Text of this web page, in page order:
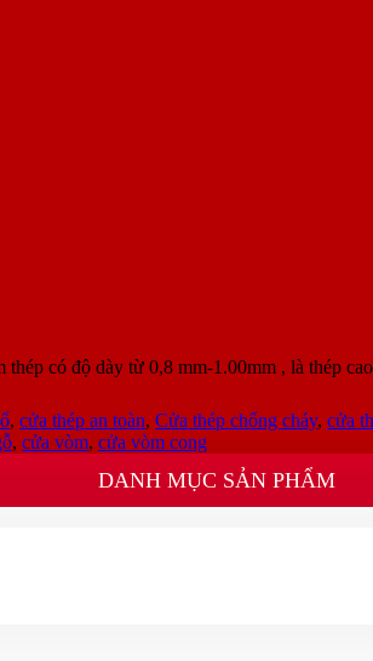
4C.18
có độ dày từ 0,8 mm-1.00mm , là thép
, cửa thép an toàn, Cửa thép chống cháy, cửa
, cửa vòm, cửa vòm cong
DANH MỤC SẢN PHẨM